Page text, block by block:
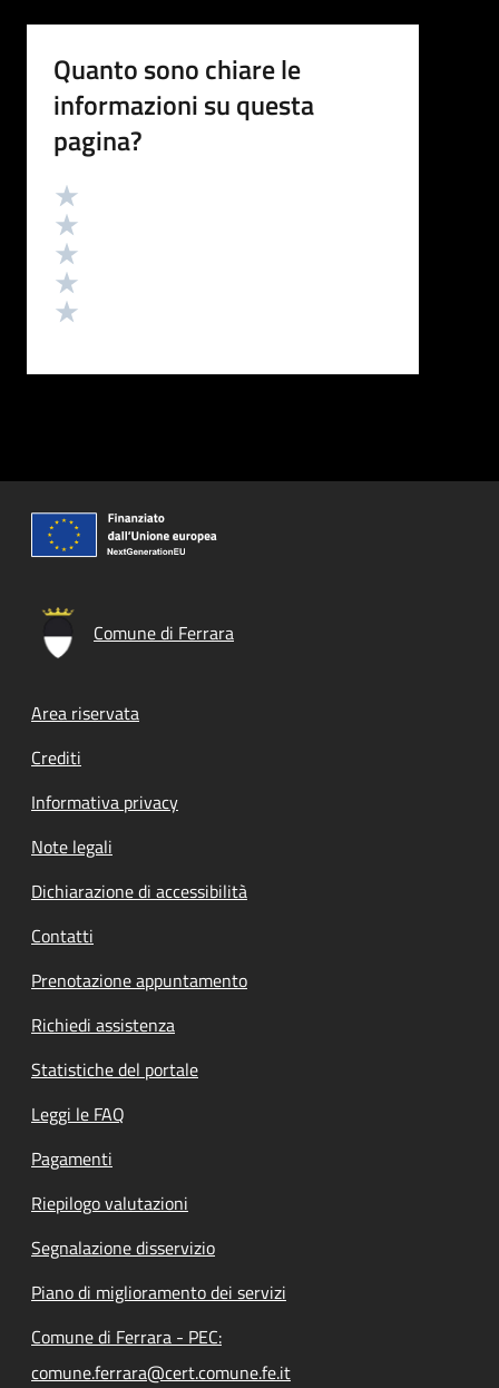
Quanto sono chiare le
informazioni su questa
pagina?
Valutazione
Comune di Ferrara
Footer menu
Area riservata
Crediti
Informativa privacy
Note legali
Dichiarazione di accessibilità
Contatti
Prenotazione appuntamento
Richiedi assistenza
Statistiche del portale
Leggi le FAQ
Pagamenti
Riepilogo valutazioni
Segnalazione disservizio
Piano di miglioramento dei servizi
Comune di Ferrara - PEC:
comune.ferrara@cert.comune.fe.it